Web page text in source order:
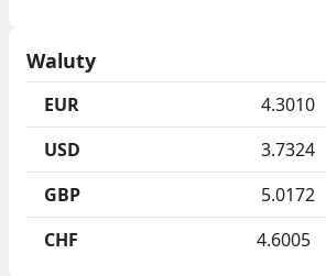
Waluty
EUR
4.3010
USD 3.7324
GBP 5.0172
CHF 4.6005